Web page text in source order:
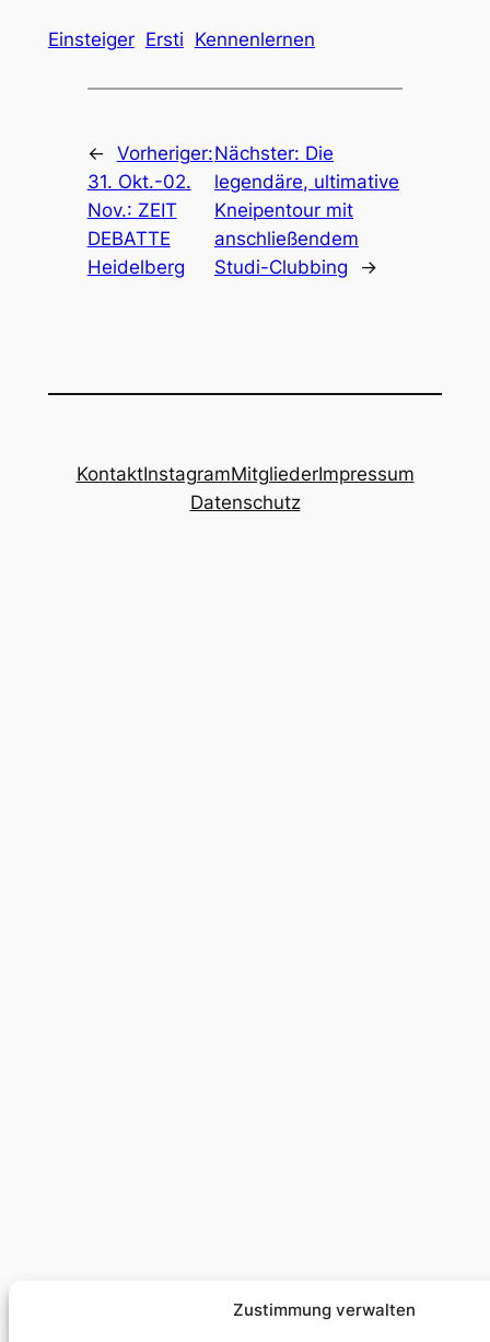
Zustimmung verwalten
Einsteiger Ersti Kennenlernen
← Vorheriger:
31. Okt.-02.
Nov.: ZEIT
DEBATTE
Heidelberg
Nächster: Die
legendäre, ultimative
Kneipentour mit
anschließendem
Studi-Clubbing
→
KontaktInstagramMitgliederImpressum
Datenschutz